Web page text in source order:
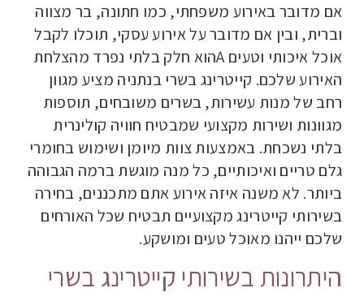
אם מדובר באירוע משפחתי, כמו חתונה, בר מצווה
וברית, ובין אם מדובר על אירוע עסקי, תוכלו לקבל
אוכל איכותי וטעים Aהוא חלק בלתי נפרד מהצלחת
האירוע שלכם. קייטרינג בשרי בנתניה מציע מגוון
רחב של מנות עשירות, בשרים משובחים, תוספות
מגוונות ושירות מקצועי שמבטיח חוויה קולינרית
בלתי נשכחת. באמצעות צוות מיומן ושימוש בחומרי
גלם טריים ואיכותיים, כל מנה מוגשת ברמה הגבוהה
ביותר. לא משנה איזה אירוע אתם מתכננים, בחירה
בשירותי קייטרינג מקצועיים תבטיח שכל האורחים
שלכם ייהנו מאוכל טעים ומושקע.
היתרונות בשירותי קייטרינג בשרי